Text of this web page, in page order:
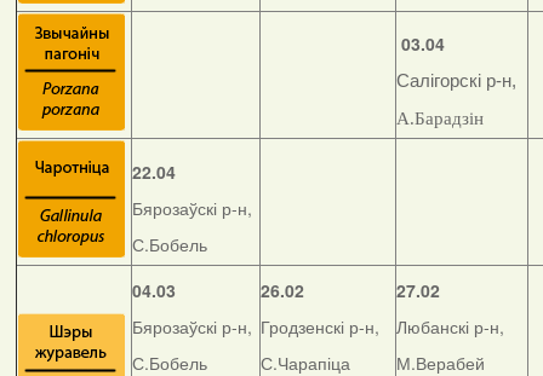
03.04
Салігорскі р-н,
А.Барадзін
22.04
Бярозаўскі р-н,
С.Бобель
04.03
Бярозаўскі р-н,
С.Бобель
26.02
Гродзенскі р-н,
С.Чарапіца
27.02
Любанскі р-н,
М.Верабей